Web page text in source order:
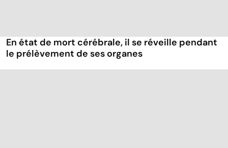
En état de mort cérébrale, il se réveille pendant
le prélèvement de ses organes